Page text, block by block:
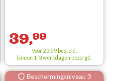
39,99
Voor 23:59 besteld,
binnen 1-3 werkdagen bezorgd.
Beschermingsniveau 3